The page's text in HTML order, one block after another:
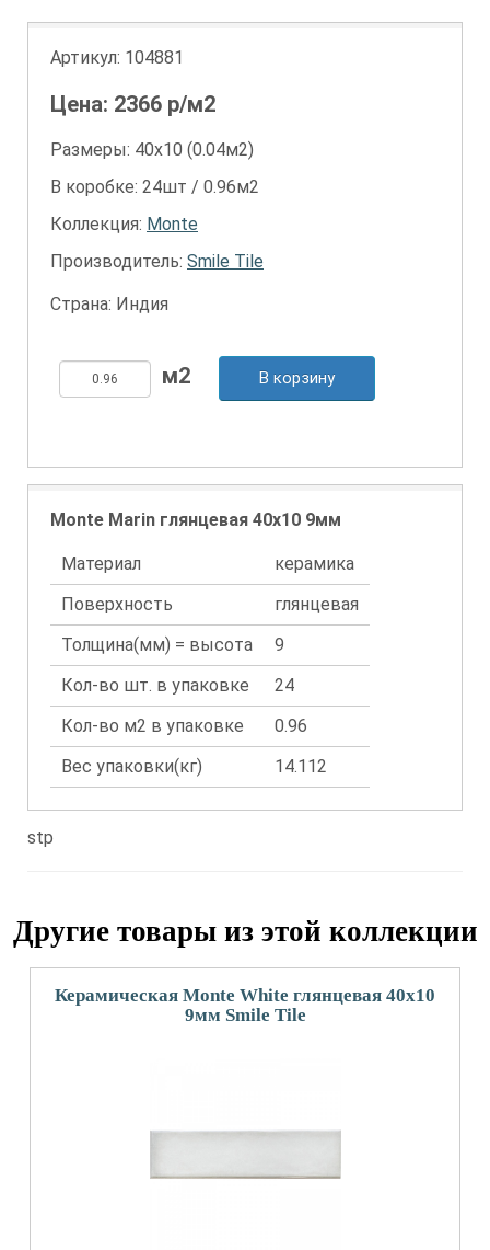
Артикул: 104881
Цена: 2366 р/м2
Размеры: 40х10 (0.04м2)
В коробке: 24шт / 0.96м2
Коллекция: Monte
Производитель: Smile Tile
Страна: Индия
В корзину
Monte Marin глянцевая 40x10 9мм
Материал
керамика
Поверхность
глянцевая
Толщина(мм) = высота
9
Кол-во шт. в упаковке
24
Кол-во м2 в упаковке
0.96
Вес упаковки(кг)
14.112
stp
Другие товары из этой коллекции
Керамическая Monte White глянцевая 40x10
9мм Smile Tile